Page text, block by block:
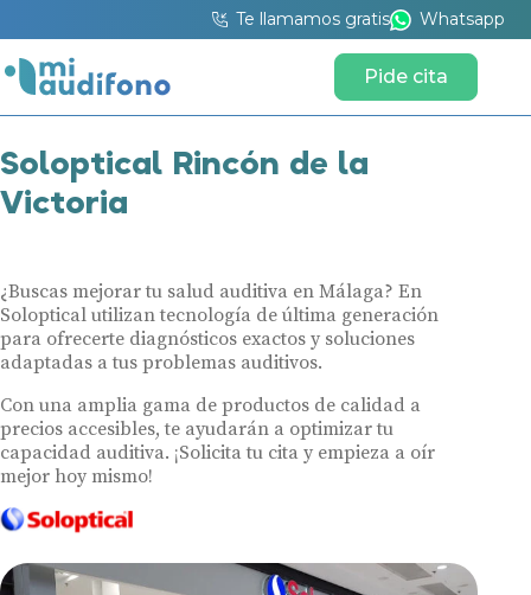
Te llamamos gratis Whatsapp
Pide cita
Soloptical Rincón de la
Victoria
¿Buscas mejorar tu salud auditiva en Málaga? En
Soloptical utilizan tecnología de última generación
para ofrecerte diagnósticos exactos y soluciones
adaptadas a tus problemas auditivos.
Con una amplia gama de productos de calidad a
precios accesibles, te ayudarán a optimizar tu
capacidad auditiva. ¡Solicita tu cita y empieza a oír
mejor hoy mismo!